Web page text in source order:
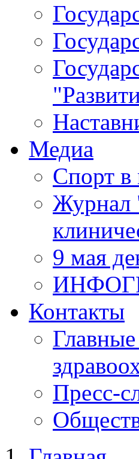
Медиа
Спорт в
Журнал
9 мая
Контакты
Пресс-